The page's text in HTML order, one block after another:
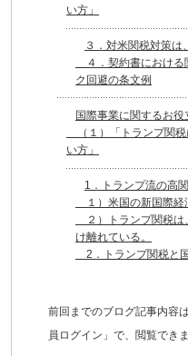
い方」
３．対米関税対策は
４．契約書における
ク回避の条文例
国際事業に関するお役
（１）「トランプ関税
い方」
1．トランプ流の高
１）米国の新国際経
２）トランプ関税は
け離れている。
2．トランプ関税と
前回までのブログ記事内容
員ログイン」で、閲覧できま